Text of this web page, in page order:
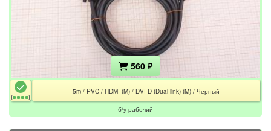
560 ₽
5m / PVC / HDMI (M) / DVI-D (Dual link) (M) / Черный
б/у рабочий